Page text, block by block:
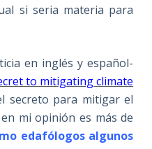
si seria materia para
en inglés y español-
to mitigating climate
secreto para mitigar el
mi opinión es más de
edafólogos algunos